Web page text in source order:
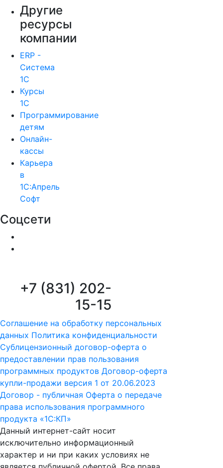
Другие
ресурсы
компании
ERP -
Система
1С
Курсы
1С
Программирование
детям
Онлайн-
кассы
Карьера
в
1С:Апрель
Софт
Соцсети
+7 (831) 202-
15-15
Соглашение на обработку персональных
данных Политика конфиденциальности
Сублицензионный договор-оферта о
предоставлении прав пользования
программных продуктов Договор-оферта
купли-продажи версия 1 от 20.06.2023
Договор - публичная Оферта о передаче
права использования программного
продукта «1С:КП»
Данный интернет-сайт носит
исключительно информационный
характер и ни при каких условиях не